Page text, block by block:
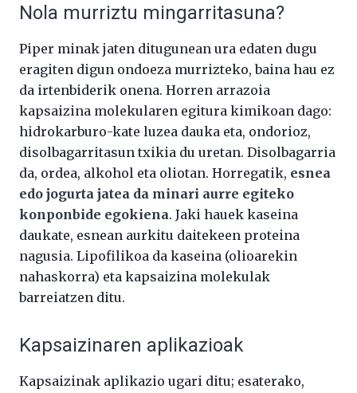
Nola murriztu mingarritasuna?
Piper minak jaten ditugunean ura edaten dugu
eragiten digun ondoeza murrizteko, baina hau ez
da irtenbiderik onena. Horren arrazoia
kapsaizina molekularen egitura kimikoan dago:
hidrokarburo-kate luzea dauka eta, ondorioz,
disolbagarritasun txikia du uretan. Disolbagarria
da, ordea, alkohol eta oliotan. Horregatik, esnea
edo jogurta jatea da minari aurre egiteko
konponbide egokiena. Jaki hauek kaseina
daukate, esnean aurkitu daitekeen proteina
nagusia. Lipofilikoa da kaseina (olioarekin
nahaskorra) eta kapsaizina molekulak
barreiatzen ditu.
Kapsaizinaren aplikazioak
Kapsaizinak aplikazio ugari ditu; esaterako,